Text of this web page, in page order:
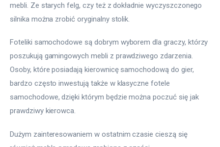
mebli. Ze starych felg, czy też z dokładnie wyczyszczonego
silnika można zrobić oryginalny stolik.
Foteliki samochodowe są dobrym wyborem dla graczy, którzy
poszukują gamingowych mebli z prawdziwego zdarzenia.
Osoby, które posiadają kierownicę samochodową do gier,
bardzo często inwestują także w klasyczne fotele
samochodowe, dzięki którym będzie można poczuć się jak
prawdziwy kierowca.
Dużym zainteresowaniem w ostatnim czasie cieszą się